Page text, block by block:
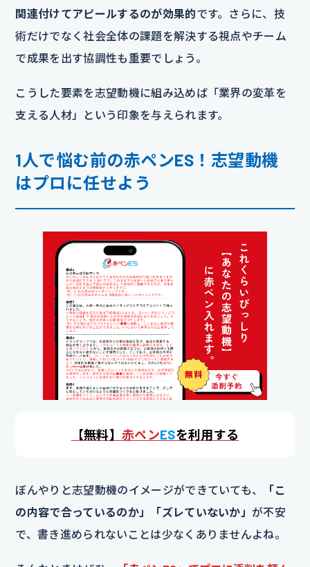
関連付けてアピールするのが効果的です。さらに、技
術だけでなく社会全体の課題を解決する視点やチーム
で成果を出す協調性も重要でしょう。
こうした要素を志望動機に組み込めば「業界の変革を
支える人材」という印象を与えられます。
1人で悩む前の赤ペンES！志望動機
はプロに任せよう
【無料】赤ペンESを利用する
ぼんやりと志望動機のイメージができていても、
「こ
の内容で合っているのか」「ズレていないか」が不安
で、書き進められないことは少なくありませんよね。